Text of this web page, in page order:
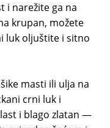
i narežite ga na
krupan, možete
luk oljuštite i sitno
masti ili ulja na
crni luk i
i blago zlatan —